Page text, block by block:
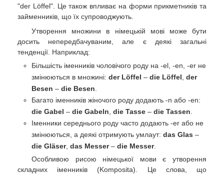
"der Löffel". Це також впливає на форми прикметників та
займенників, що їх супроводжують.
Утворення множини в німецькій мові може бути
досить непередбачуваним, але є деякі загальні
тенденції. Наприклад:
Більшість іменників чоловічого роду на -el, -en, -er не
змінюються в множині: der Löffel – die Löffel der
Besen – die Besen
Багато іменників жіночого роду додають -n або -en:
die Gabel – die Gabeln die Tasse – die Tassen
Іменники середнього роду часто додають -er або не
змінюються, а деякі отримують умлаут: das Glas –
die Gläser, das Messer– die Messer.
Особливою рисою німецької мови є утворення
складних іменників (Komposita). Це слова, що